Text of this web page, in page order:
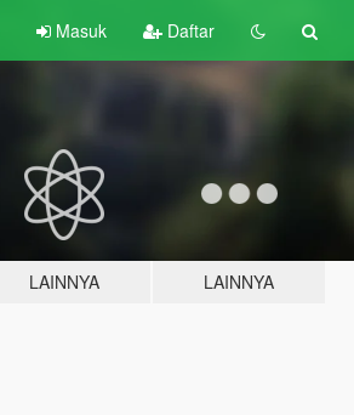
Masuk Daftar
LAINNYA LAINNYA